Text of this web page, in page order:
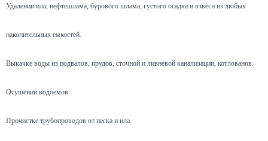
Удалении ила, нефтешлама, бурового шлама, густого осадка и взвеси из любых
накопительных емкостей.
Выкачке воды из подвалов, прудов, сточной и ливневой канализации, котлованов.
Осушении водоемов.
Прочистке трубопроводов от песка и ила.